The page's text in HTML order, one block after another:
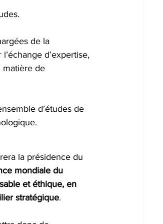
de la
d’expertise,
matière de
d’études de
la présidence du
mondiale du
et éthique, en
stratégique.